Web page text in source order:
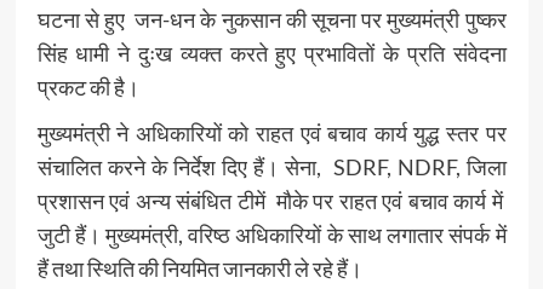
घटना से हुए जन-धन के नुकसान की सूचना पर मुख्यमंत्री पुष्कर
सिंह धामी ने दुःख व्यक्त करते हुए प्रभावितों के प्रति संवेदना
प्रकट की है।
मुख्यमंत्री ने अधिकारियों को राहत एवं बचाव कार्य युद्ध स्तर पर
संचालित करने के निर्देश दिए हैं। सेना, SDRF, NDRF, जिला
प्रशासन एवं अन्य संबंधित टीमें मौके पर राहत एवं बचाव कार्य में
जुटी हैं। मुख्यमंत्री, वरिष्ठ अधिकारियों के साथ लगातार संपर्क में
हैं तथा स्थिति की नियमित जानकारी ले रहे हैं।